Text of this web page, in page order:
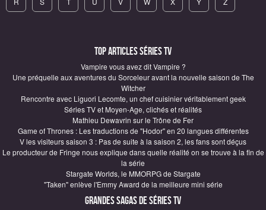
Top articles Séries TV
Vampire vous avez dit Vampire ?
Une préquelle aux aventures du Sorceleur avant la nouvelle saison de The
Witcher
Rencontre avec Liguori Lecomte, un chef cuisinier véritablement geek
Séries TV et Moyen-Age, clichés et réalités
Mathieu Dewavrin sur le Trône de Fer
Game of Thrones : Les traductions de "Hodor" en 20 langues différentes
V les visiteurs saison 3 : Pas de suite à la saison 2, les fans sont déçus
Le producteur de Fringe nous explique dans quelle réalité on se trouve à la fin de
la série
Stargate Worlds, le MMORPG de Stargate
"Taken" enlève l'Emmy Award de la meilleure mini série
Grandes sagas de Séries TV